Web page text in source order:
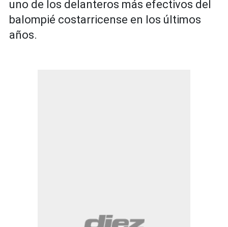
uno de los delanteros más efectivos del
balompié costarricense en los últimos
años.